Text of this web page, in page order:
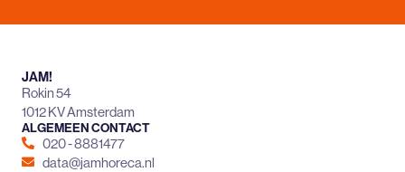
JAM!
Rokin 54
1012 KV Amsterdam
ALGEMEEN CONTACT
020 - 8881477
data@jamhoreca.nl